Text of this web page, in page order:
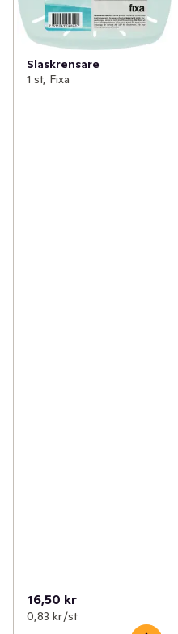
Slaskrensare
1 st, Fixa
16,50 kr
0,83 kr /st